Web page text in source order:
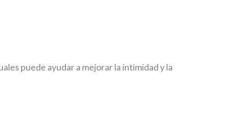
puede ayudar a mejorar la intimidad y la